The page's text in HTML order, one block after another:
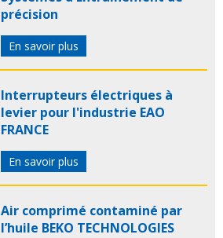
précision
En savoir plus
Interrupteurs électriques à
levier pour l'industrie EAO
FRANCE
En savoir plus
Air comprimé contaminé par
l’huile BEKO TECHNOLOGIES